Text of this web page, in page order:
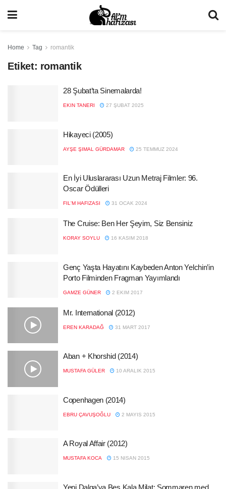
Home Tag romantik
Etiket: romantik
28 Şubat’ta Sinemalarda!
EKIN TANERI 27 ŞUBAT 2025
Hikayeci (2005)
AYŞE ŞIMAL GÜRDAMAR 25 TEMMUZ 2024
En İyi Uluslararası Uzun Metraj Filmler: 96.
Oscar Ödülleri
FIL'M HAFIZASI 31 OCAK 2024
The Cruise: Ben Her Şeyim, Siz Bensiniz
KORAY SOYLU 16 KASIM 2018
Genç Yaşta Hayatını Kaybeden Anton Yelchin’in
Porto Filminden Fragman Yayımlandı
GAMZE GÜNER 2 EKIM 2017
Mr. International (2012)
EREN KARADAĞ 31 MART 2017
Aban + Khorshid (2014)
MUSTAFA GÜLER 10 ARALIK 2015
Copenhagen (2014)
EBRU ÇAVUŞOĞLU 2 MAYIS 2015
A Royal Affair (2012)
MUSTAFA KOCA 15 NISAN 2015
Yeni Dalga’ya Beş Kala Milat: Sommaren med